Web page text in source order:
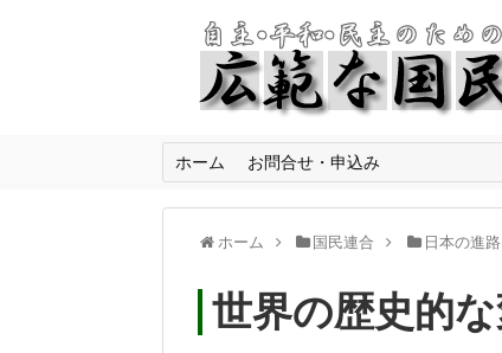
ホーム お問合せ・申込み
ホーム 国民連合 日本の進
世界の歴史的